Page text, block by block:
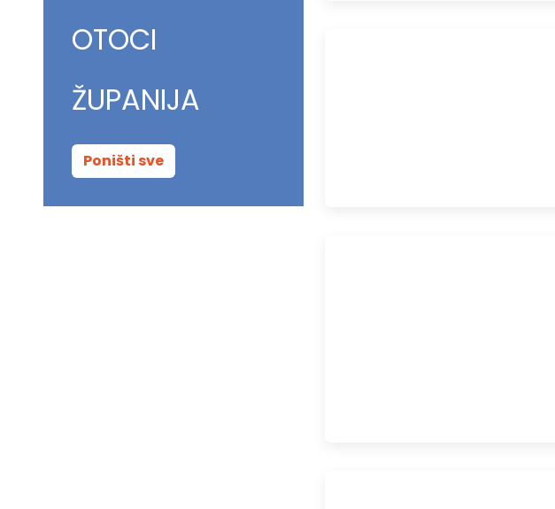
OTOCI
ŽUPANIJA
Poništi sve